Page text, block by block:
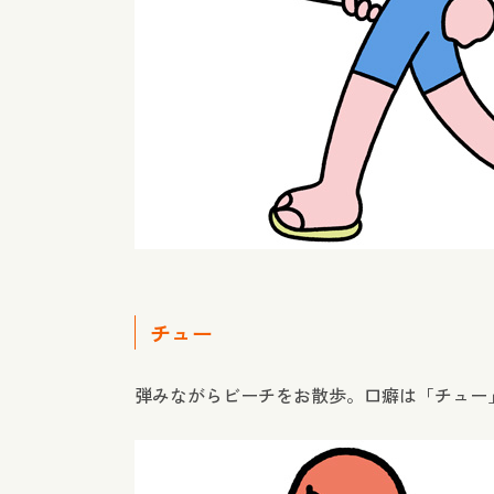
チュー
弾みながらビーチをお散歩。口癖は「チュー